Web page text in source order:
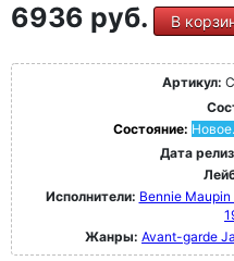
6936 руб. В
Артикул:
Состояние:
Дата
Исполнители: Bennie
Жанры: Avant-garde